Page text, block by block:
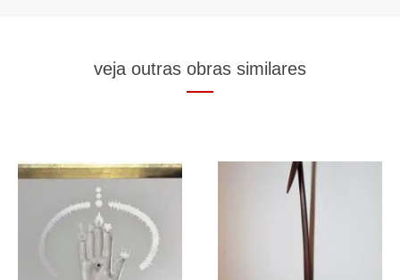
veja outras obras similares